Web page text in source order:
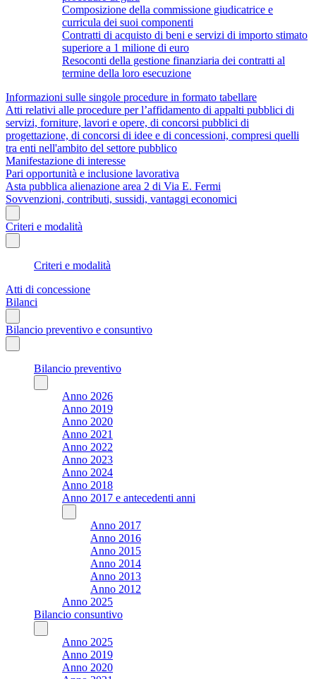
Composizione della commissione giudicatrice e
curricula dei suoi componenti
Contratti di acquisto di beni e servizi di importo stimato
superiore a 1 milione di euro
Resoconti della gestione finanziaria dei contratti al
termine della loro esecuzione
Informazioni sulle singole procedure in formato tabellare
Atti relativi alle procedure per l’affidamento di appalti pubblici di
servizi, forniture, lavori e opere, di concorsi pubblici di
progettazione, di concorsi di idee e di concessioni, compresi quelli
tra enti nell'ambito del settore pubblico
Manifestazione di interesse
Pari opportunità e inclusione lavorativa
Asta pubblica alienazione area 2 di Via E. Fermi
Sovvenzioni, contributi, sussidi, vantaggi economici
Criteri e modalità
Criteri e modalità
Atti di concessione
Bilanci
Bilancio preventivo e consuntivo
Bilancio preventivo
Anno 2026
Anno 2019
Anno 2020
Anno 2021
Anno 2022
Anno 2023
Anno 2024
Anno 2018
Anno 2017 e antecedenti anni
Anno 2017
Anno 2016
Anno 2015
Anno 2014
Anno 2013
Anno 2012
Anno 2025
Bilancio consuntivo
Anno 2025
Anno 2019
Anno 2020